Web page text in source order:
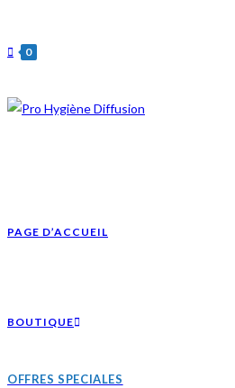
content
0
PAGE D’ACCUEIL
BOUTIQUE
OFFRES SPECIALES